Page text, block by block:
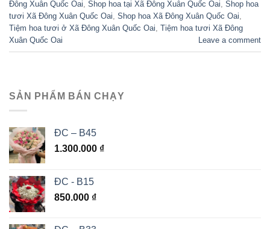
Đông Xuân Quốc Oai Shop hoa tại Xã Đông Xuân Quốc Oai Shop hoa
tươi Xã Đông Xuân Quốc Oai Shop hoa Xã Đông Xuân Quốc Oai
Tiệm hoa tươi ở Xã Đông Xuân Quốc Oai Tiệm hoa tươi Xã Đông
Xuân Quốc Oai
Leave a comment
SẢN PHẨM BÁN CHẠY
ĐC – B45
1.300.000 ₫
ĐC - B15
850.000 ₫